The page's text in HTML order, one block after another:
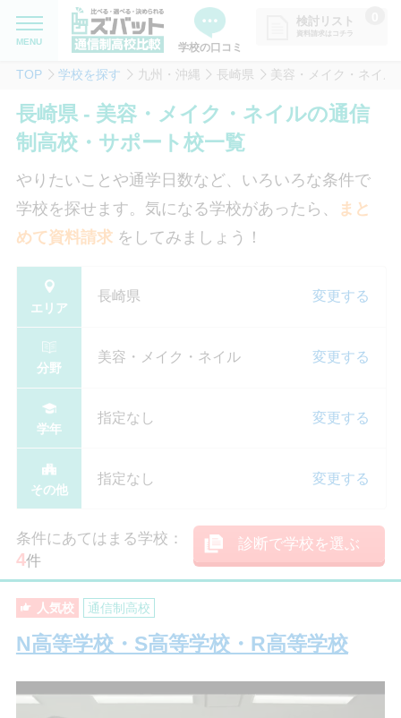
MENU 学校の口コミ
検討リスト
資料請求はコチラ
追加した学校を一覧で確認・まと
めて資料請求できます
MENU
学校を探したい
通信制高校について知りたい
はじめての方へ
よくある質問
掲載を希望される学校様へ
TOP 学校を探す 九州・沖縄 長崎県 美容・メイク・ネイル
長崎県 - 美容・メイク・ネイルの通信
制高校・サポート校一覧
やりたいことや通学日数など、いろいろな条件で
学校を探せます。気になる学校があったら、
まと
めて資料請求をしてみましょう！
エリア
長崎県 変更する
分野
美容・メイク・ネイル 変更する
学年
指定なし 変更する
その他
指定なし 変更する
条件にあてはまる学校：
4件
診断で学校を選ぶ
人気校 通信制高校
N高等学校・S高等学校・R高等学校